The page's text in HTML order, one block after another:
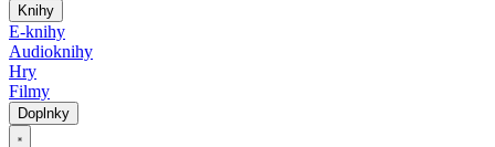
Knihy
E-knihy
Audioknihy
Hry
Filmy
Doplnky